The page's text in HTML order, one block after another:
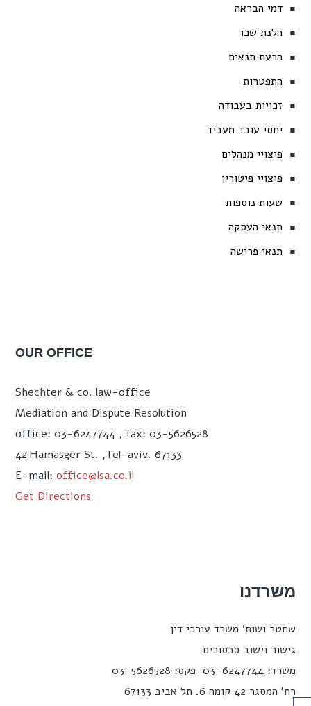
דמי הבראה
הלנת שכר
הרעת תנאים
התפטרות
זכויות בעבודה
יחסי עובד מעביד
פיצויי מנהלים
פיצויי פיטורין
שעות נוספות
תנאי העסקה
תנאי פרישה
OUR OFFICE
Shechter & co. law-office
Mediation and Dispute Resolution
office:03-6247744 ,fax:03-5626528
42Hamasger St. ,Tel-aviv. 67133
E-mail:office@lsa.co.il
Get Directions
ושות׳ משרד עורכי דין
וישוב סכסוכים
03-6247744 פקס: 03-5626528
המסגר 42 קומה 6. תל אביב 67133